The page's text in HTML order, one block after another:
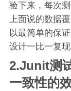
验下来，每次
上面说的数据
以最简单的保
设计一比一复现
2.Junit测
一致性的